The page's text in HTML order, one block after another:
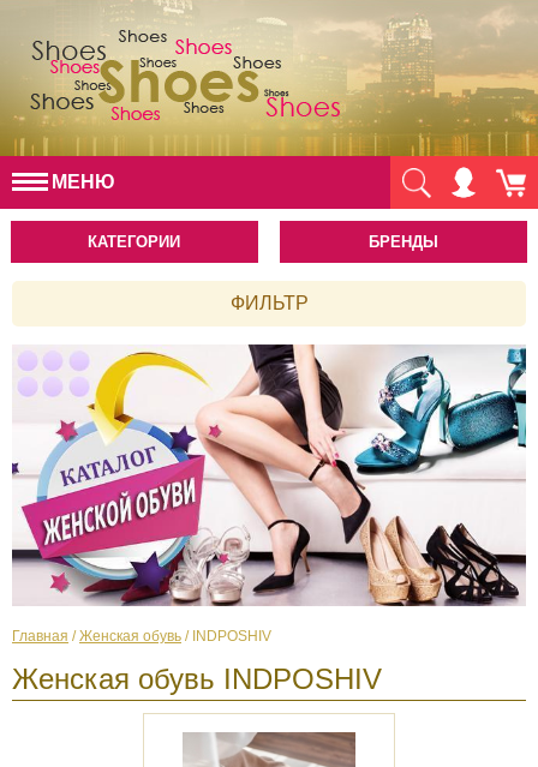
МЕНЮ
КАТЕГОРИИ БРЕНДЫ
ФИЛЬТР
Главная /Женская обувь / INDPOSHIV
Женская обувь INDPOSHIV